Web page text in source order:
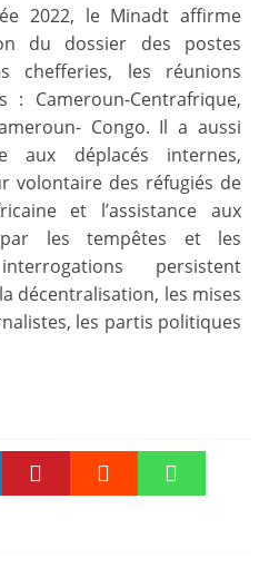
2022, le Minadt affirme
du dossier des postes
chefferies, les réunions
: Cameroun-Centrafrique,
Congo. Il a aussi
aux déplacés internes,
volontaire des réfugiés de
et l’assistance aux
par les tempêtes et les
persistent
décentralisation, les mises
les partis politiques